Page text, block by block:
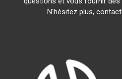
N'hésitez plus,